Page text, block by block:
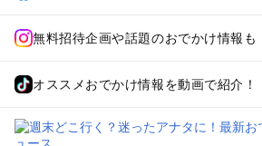
無料招待企画や話題のおでかけ情報も
オススメおでかけ情報を動画で紹介！